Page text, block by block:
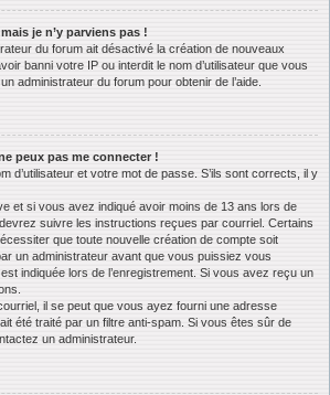
je n’y parviens pas !
du forum ait désactivé la création de nouveaux
banni votre IP ou interdit le nom d’utilisateur que vous
administrateur du forum pour obtenir de l’aide.
peux pas me connecter !
d’utilisateur et votre mot de passe. S’ils sont corrects, il y
et si vous avez indiqué avoir moins de 13 ans lors de
suivre les instructions reçues par courriel. Certains
que toute nouvelle création de compte soit
un administrateur avant que vous puissiez vous
indiquée lors de l’enregistrement. Si vous avez reçu un
il se peut que vous ayez fourni une adresse
été traité par un filtre anti-spam. Si vous êtes sûr de
un administrateur.